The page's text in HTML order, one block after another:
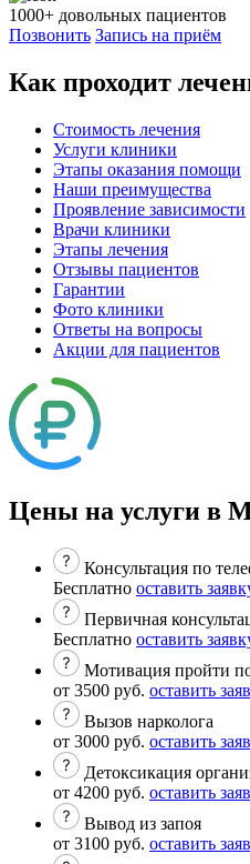
1000+ довольных пациентов
Позвонить Запись на приём
Как проходит
Стоимость лечения
Услуги клиники
Этапы оказания помощи
Наши преимущества
Проявление зависимости
Врачи клиники
Этапы лечения
Отзывы пациентов
Гарантии
Фото клиники
Ответы на вопросы
Акции для пациентов
Цены на услуги в
Консультация по
Бесплатно оставить
Первичная
Бесплатно оставить
Мотивация пройти
от 3500 руб. оставить
Вызов нарколога
от 3000 руб. оставить
Детоксикация
от 4200 руб. оставить
Вывод из запоя
от 3100 руб. оставить